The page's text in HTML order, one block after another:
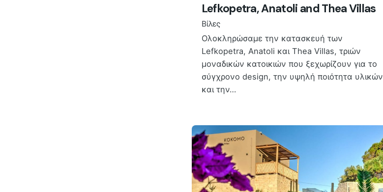
Lefkopetra, Anatoli and Thea Villas
Βίλες
Ολοκληρώσαμε την κατασκευή των
Lefkopetra, Anatoli και Thea Villas, τριών
μοναδικών κατοικιών που ξεχωρίζουν για το
σύγχρονο design, την υψηλή ποιότητα υλικών
και την…